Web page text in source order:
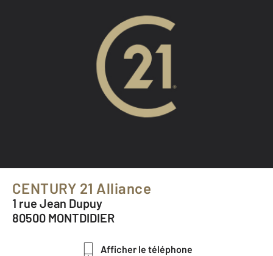
CENTURY 21 Alliance
1 rue Jean Dupuy
80500 MONTDIDIER
Afficher le téléphone